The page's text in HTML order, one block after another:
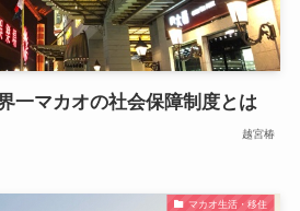
一マカオの社会保障制度とは
越宮椿
マカオ生活・移住